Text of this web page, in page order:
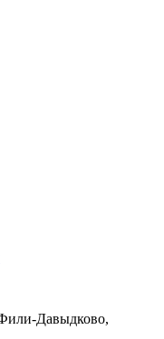
Давыдково,